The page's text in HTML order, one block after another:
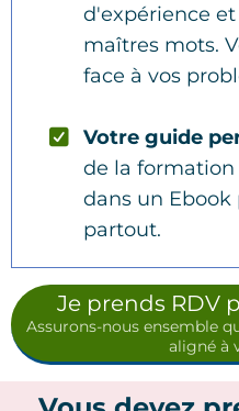
d'expérience
maîtres mots.
face à vos
Votre guide
de la
dans un
partout.
Je prends RDV
Assurons-nous ensemble
aligné à